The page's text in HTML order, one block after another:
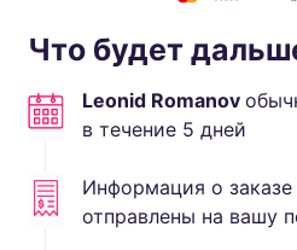
Что будет
Leonid Romanov
в течение 5 дней
Информация о заказе
отправлены на вашу